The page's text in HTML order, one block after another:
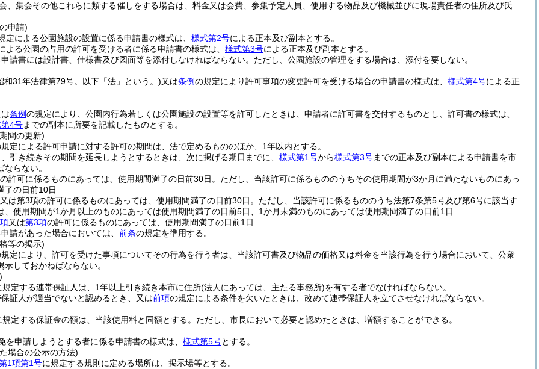
、集会その他これらに類する催しをする場合は、料金又は会費、参集予定人員、使用する物品及び機械並びに現場責任者の住所及び氏
申請)
定による公園施設の設置に係る申請書の様式は、 様式第2号による正本及び副本とする。
よる公園の占用の許可を受ける者に係る申請書の様式は、 様式第3号による正本及び副本とする。
請書には設計書、仕様書及び図面等を添付しなければならない。 ただし、公園施設の管理をする場合は、添付を要しない。
和31年法律第79号。以下「法」という。)又は条例の規定により許可事項の変更許可を受ける場合の申請書の様式は、 様式第4号による正
条例の規定により、公園内行為若しくは公園施設の設置等を許可したときは、申請者に許可書を交付するものとし、許可書の様式は、
4号までの副本に所要を記載したものとする。
間の更新)
定による許可申請に対する許可の期間は、法で定めるもののほか、1年以内とする。
引き続きその期間を延長しようとするときは、次に掲げる期日までに、 様式第1号から様式第3号までの正本及び副本による申請書を市
らない。
許可に係るものにあっては、使用期間満了の日前30日。ただし、当該許可に係るもののうちその使用期間が3か月に満たないものにあっ
了の日前10日
は第3項の許可に係るものにあっては、使用期間満了の日前30日。ただし、当該許可に係るもののうち法第7条第5号及び第6号に該当す
、使用期間が1か月以上のものにあっては使用期間満了の日前5日、1か月未満のものにあっては使用期間満了の日前1日
又は第3項の許可に係るものにあっては、使用期間満了の日前1日
請があった場合においては、 前条の規定を準用する。
等の掲示)
定により、許可を受けた事項についてその行為を行う者は、当該許可書及び物品の価格又は料金を当該行為を行う場合において、公衆
しておかねばならない。
規定する連帯保証人は、1年以上引き続き本市に住所(法人にあっては、主たる事務所)を有する者でなければならない。
証人が適当でないと認めるとき、又は前項の規定による条件を欠いたときは、改めて連帯保証人を立てさせなければならない。
規定する保証金の額は、当該使用料と同額とする。 ただし、市長において必要と認めたときは、増額することができる。
を申請しようとする者に係る申請書の様式は、 様式第5号とする。
場合の公示の方法)
1項第1号に規定する規則に定める場所は、掲示場等とする。